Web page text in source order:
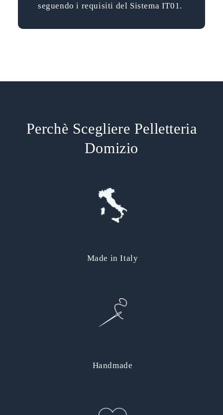
seguendo i requisiti del Sistema IT01.
Perchè Scegliere Pelletteria
Domizio
Made in Italy
Handmade